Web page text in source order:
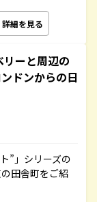
詳細を見る
ーと周辺の
ドンからの日
”」シリーズの
田舎町をご紹